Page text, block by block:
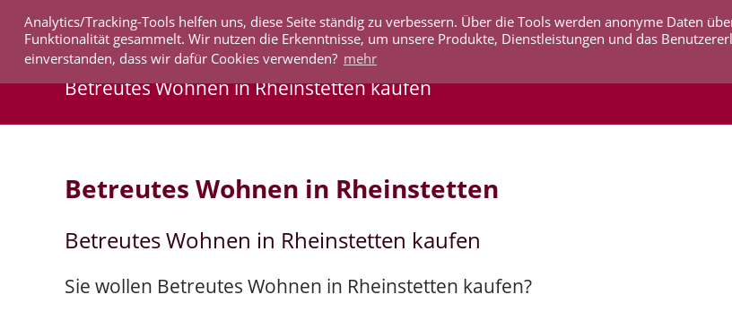
Analytics/Tracking-Tools helfen uns, diese Seite ständig zu verbessern. Über die Tools werden anonyme Daten
Funktionalität gesammelt. Wir nutzen die Erkenntnisse, um unsere Produkte, Dienstleistungen und das
einverstanden, dass wir dafür Cookies verwenden? mehr
IMMOBILIEN AKTUELLES UNTERNEHMEN
Betreutes Wohnen in Rheinstetten kaufen
Betreutes Wohnen in Rheinstetten
Betreutes Wohnen in Rheinstetten kaufen
Sie wollen Betreutes Wohnen in Rheinstetten kaufen?